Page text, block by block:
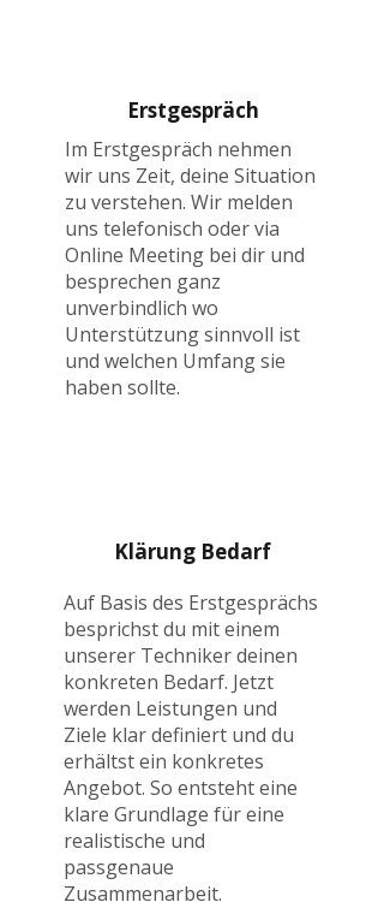
Erstgespräch
Im Erstgespräch nehmen
wir uns Zeit, deine Situation
zu verstehen. Wir melden
uns telefonisch oder via
Online Meeting bei dir und
besprechen ganz
unverbindlich wo
Unterstützung sinnvoll ist
und welchen Umfang sie
haben sollte.
Klärung Bedarf
Auf Basis des Erstgesprächs
besprichst du mit einem
unserer Techniker deinen
konkreten Bedarf. Jetzt
werden Leistungen und
Ziele klar definiert und du
erhältst ein konkretes
Angebot. So entsteht eine
klare Grundlage für eine
realistische und
passgenaue
Zusammenarbeit.